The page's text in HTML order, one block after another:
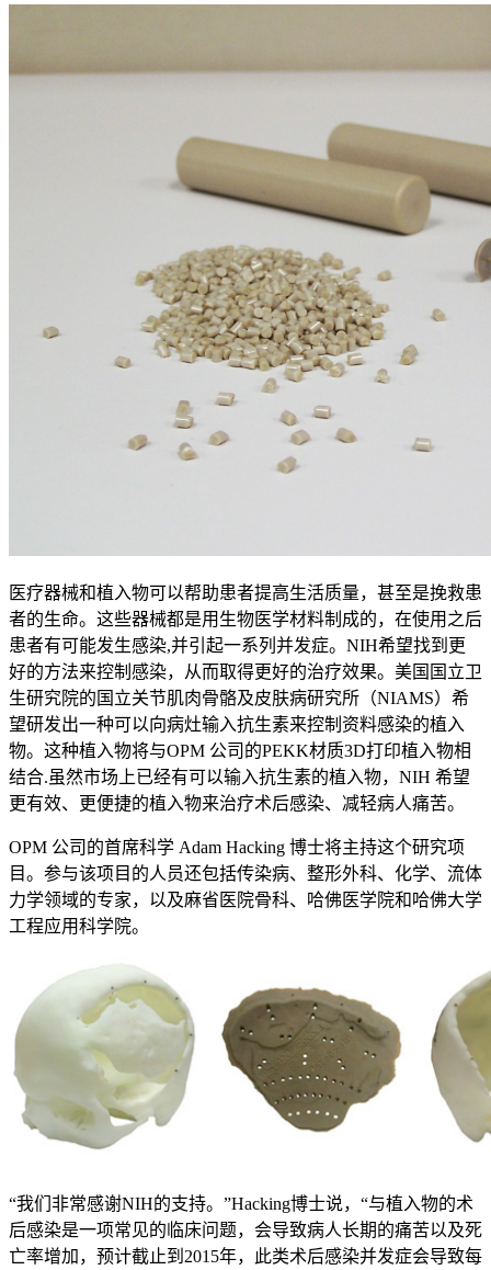
医疗器械和植入物可以帮助患者提高生活质量，甚至是挽救患
者的生命。这些器械都是用生物医学材料制成的，在使用之后
患者有可能发生感染,并引起一系列并发症。NIH希望找到更
好的方法来控制感染，从而取得更好的治疗效果。美国国立卫
生研究院的国立关节肌肉骨骼及皮肤病研究所（NIAMS）希
望研发出一种可以向病灶输入抗生素来控制资料感染的植入
物。这种植入物将与OPM 公司的PEKK材质3D打印植入物相
结合.虽然市场上已经有可以输入抗生素的植入物，NIH 希望
更有效、更便捷的植入物来治疗术后感染、减轻病人痛苦。
OPM 公司的首席科学 Adam Hacking 博士将主持这个研究项
目。参与该项目的人员还包括传染病、整形外科、化学、流体
力学领域的专家，以及麻省医院骨科、哈佛医学院和哈佛大学
工程应用科学院。
“我们非常感谢NIH的支持。”Hacking博士说，“与植入物的术
后感染是一项常见的临床问题，会导致病人长期的痛苦以及死
亡率增加，预计截止到2015年，此类术后感染并发症会导致每